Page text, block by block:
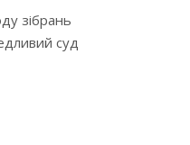
зібрань
суд